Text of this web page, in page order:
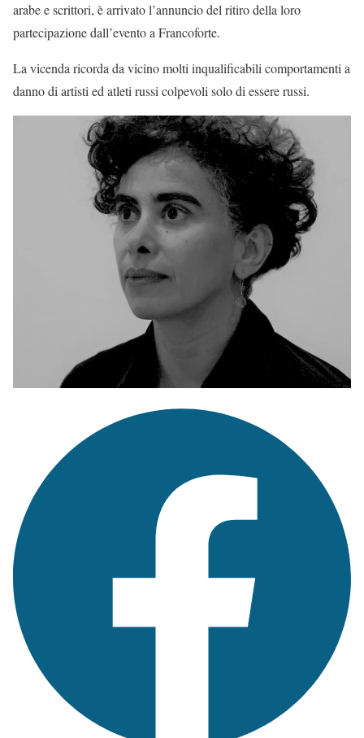
arabe e scrittori, è arrivato l’annuncio del ritiro della loro
partecipazione dall’evento a Francoforte.
La vicenda ricorda da vicino molti inqualificabili comportamenti a
danno di artisti ed atleti russi colpevoli solo di essere russi.